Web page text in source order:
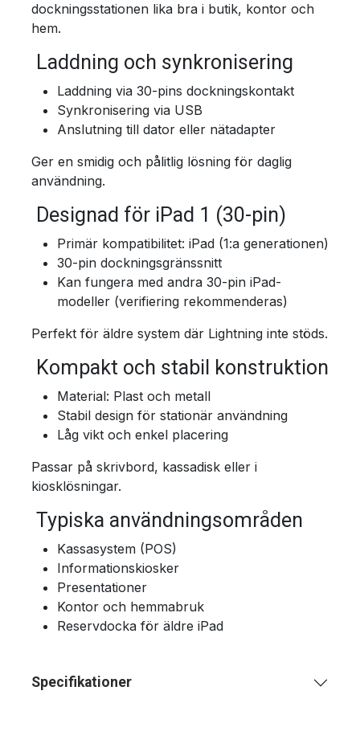
dockningsstationen lika bra i butik, kontor och
hem.
Laddning och synkronisering
Laddning via 30-pins dockningskontakt
Synkronisering via USB
Anslutning till dator eller nätadapter
Ger en smidig och pålitlig lösning för daglig
användning.
Designad för iPad 1 (30-pin)
Primär kompatibilitet: iPad (1:a generationen)
30-pin dockningsgränssnitt
Kan fungera med andra 30-pin iPad-
modeller (verifiering rekommenderas)
Perfekt för äldre system där Lightning inte stöds.
Kompakt och stabil konstruktion
Material: Plast och metall
Stabil design för stationär användning
Låg vikt och enkel placering
Passar på skrivbord, kassadisk eller i
kiosklösningar.
Typiska användningsområden
Kassasystem (POS)
Informationskiosker
Presentationer
Kontor och hemmabruk
Reservdocka för äldre iPad
Specifikationer